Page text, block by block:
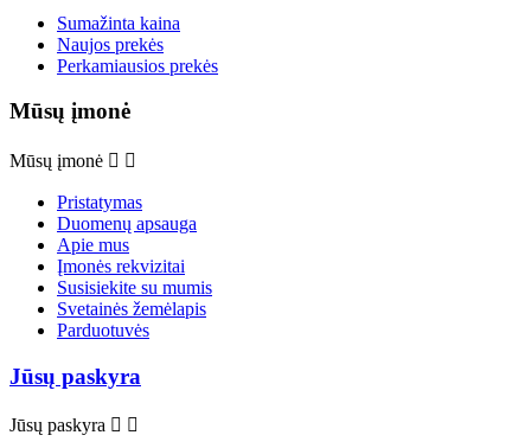
Sumažinta kaina
Naujos prekės
Perkamiausios prekės
Mūsų įmonė
Mūsų įmonė  
Pristatymas
Duomenų apsauga
Apie mus
Įmonės rekvizitai
Susisiekite su mumis
Svetainės žemėlapis
Parduotuvės
Jūsų paskyra
Jūsų paskyra  